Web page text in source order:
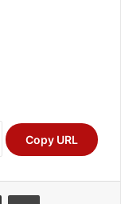
Copy URL
Share via Email Print